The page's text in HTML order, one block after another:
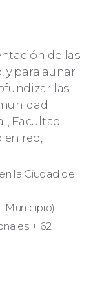
de las
y para aunar
las
Facultad
red,
la Ciudad de
Municipio)
+ 62